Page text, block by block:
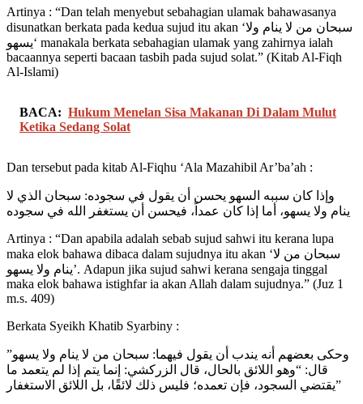
Artinya : “Dan telah menyebut sebahagian ulamak bahawasanya
disunatkan berkata pada kedua sujud itu akan ‘سبحان من لا ينام ولا
يسهو‘ manakala berkata sebahagian ulamak yang zahirnya ialah
bacaannya seperti bacaan tasbih pada sujud solat.” (Kitab Al-Fiqh
Al-Islami)
BACA: Hukum Menelan Sisa Makanan Di Dalam Mulut
Ketika Sedang Solat
Dan tersebut pada kitab Al-Fiqhu ‘Ala Mazahibil Ar’ba’ah :
وإذا كان سببه السهو يحسن أن يقول في سجوده: سبحان الذي لا
ينام ولا يسهو، أما إذا كان عمداً، فيحسن أن يستغفر الله في سجوده
Artinya : “Dan apabila adalah sebab sujud sahwi itu kerana lupa
maka elok bahawa dibaca dalam sujudnya itu akan ‘سبحان من لا
ينام ولا يسهو’. Adapun jika sujud sahwi kerana sengaja tinggal
maka elok bahawa istighfar ia akan Allah dalam sujudnya.” (Juz 1
m.s. 409)
Berkata Syeikh Khatib Syarbiny :
وحكى بعضهم أنه يندب أن يقول فيهما: سبحان من لا ينام ولا يسهو”
قال: “وهو اللائق بالحال، قال الزركشي: إنما يتم إذا لم يتعمد ما
يقتضي السجود، فإن تعمده؛ فليس ذلك لائقًا، بل اللائق الاستغفار”